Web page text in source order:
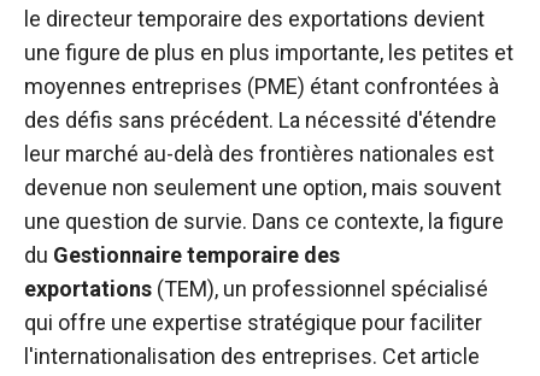
le directeur temporaire des exportations devient
une figure de plus en plus importante, les petites et
moyennes entreprises (PME) étant confrontées à
des défis sans précédent. La nécessité d'étendre
leur marché au-delà des frontières nationales est
devenue non seulement une option, mais souvent
une question de survie. Dans ce contexte, la figure
du Gestionnaire temporaire des
exportations (TEM), un professionnel spécialisé
qui offre une expertise stratégique pour faciliter
l'internationalisation des entreprises. Cet article
fonctionnement
du site web.
Statistiques
Afin
fonctionnalité
et la structure
du site web,
en fonction
de la manière
dont le site
est utilisé.